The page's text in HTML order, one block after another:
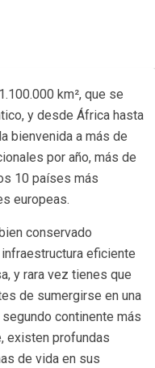
km², que se
y desde África hasta
bienvenida a más de
por año, más de
10 países más
europeas.
conservado
eficiente
y rara vez tienes que
de sumergirse en una
continente más
existen profundas
de vida en sus